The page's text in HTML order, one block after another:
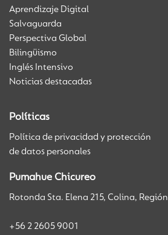
Aprendizaje Digital
Salvaguarda
Perspectiva Global
Bilingüismo
Inglés Intensivo
Noticias destacadas
Políticas
Política de privacidad y protección
de datos personales
Pumahue Chicureo
Rotonda Sta. Elena 215, Colina,
+56 2 2605 9001